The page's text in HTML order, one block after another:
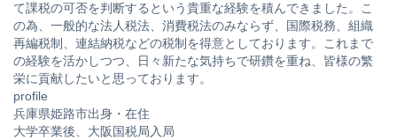
て課税の可否を判断するという貴重な経験を積んできました。こ
の為、一般的な法人税法、消費税法のみならず、国際税務、組織
再編税制、連結納税などの税制を得意としております。これまで
の経験を活かしつつ、日々新たな気持ちで研鑽を重ね、皆様の繁
栄に貢献したいと思っております。
profile
兵庫県姫路市出身・在住
大学卒業後、大阪国税局入局